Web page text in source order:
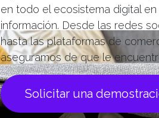
en todo el ecosistema digital
información. Desde las redes
hasta las plataformas de
aseguramos de que le
Solicitar una